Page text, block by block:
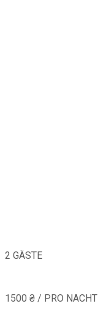
2 GÄSTE
1500 ₴ / PRO NACHT